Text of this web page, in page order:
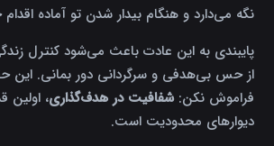
نگه می‌دارد و هنگام بیدار شدن تو آماده
پایبندی به این عادت باعث می‌شود کنترل
از حس بی‌هدفی و سرگردانی دور بمانی. این
فراموش نکن:شفافیت در هدف‌گذاری،
دیوارهای محدودیت است.